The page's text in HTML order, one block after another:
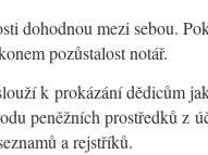
dohodnou mezi sebou.
pozůstalost notář.
k prokázání dědicům
peněžních prostředků z
a rejstříků.